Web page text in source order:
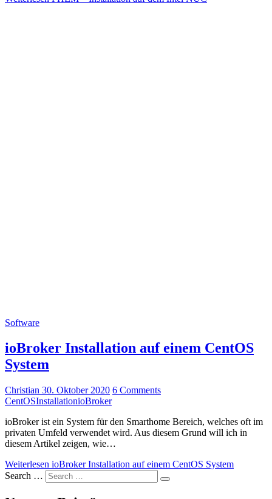
Software
ioBroker Installation auf einem CentOS
System
Christian 30. Oktober 2020 6 Comments
CentOSInstallationioBroker
ioBroker ist ein System für den Smarthome Bereich, welches oft im
privaten Umfeld verwendet wird. Aus diesem Grund will ich in
diesem Artikel zeigen, wie…
Weiterlesen ioBroker Installation auf einem CentOS System
Search …